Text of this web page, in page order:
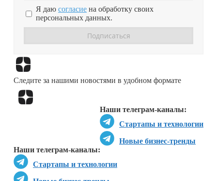
Я даю согласие на обработку своих
персональных данных.
Следите за нашими новостями в удобном формате
Наши телеграм-каналы:
Стартапы и технологии
Новые бизнес-тренды
Наши телеграм-каналы:
Стартапы и технологии